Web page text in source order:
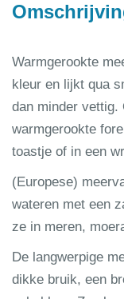
Warmgerookte
kleur en lijkt qua
dan minder vettig.
warmgerookte
toastje of in een
(Europese)
wateren met een
ze in meren,
De langwerpige
dikke bruik, een